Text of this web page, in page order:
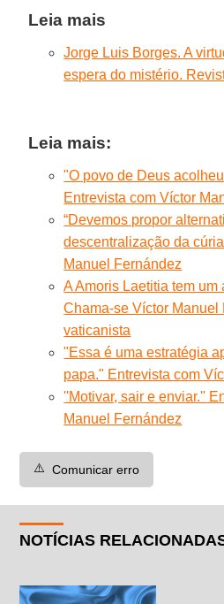
Leia mais
Jorge Luis Borges. A
espera do mistério.
Leia mais:
"O povo de Deus
Entrevista com Víctor
“Devemos propor
descentralização da
Manuel Fernández
A Amoris Laetitia tem um
Chama-se Víctor Manuel
vaticanista
"Essa é uma estratégia
papa." Entrevista com
''Motivar, sair e enviar.''
Manuel Fernández
⚠️ Comunicar erro
NOTÍCIAS